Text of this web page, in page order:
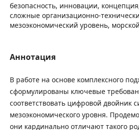
безопасность, инновации,
сложные организационно-
мезоэкономический уровень,
Аннотация
В работе на основе комплексного
сформулированы ключевые
соответствовать цифровой двойник
мезоэкономического уровня.
они кардинально отличают такого